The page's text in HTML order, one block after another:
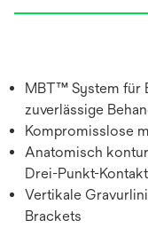
MBT™ System für
zuverlässige
Kompromisslose
Anatomisch
Drei-Punkt-
Vertikale
Brackets